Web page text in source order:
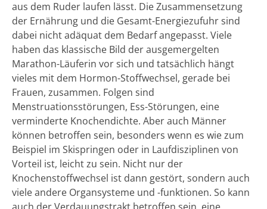
aus dem Ruder laufen lässt. Die Zusammensetzung
der Ernährung und die Gesamt-Energiezufuhr sind
dabei nicht adäquat dem Bedarf angepasst. Viele
haben das klassische Bild der ausgemergelten
Marathon-Läuferin vor sich und tatsächlich hängt
vieles mit dem Hormon-Stoffwechsel, gerade bei
Frauen, zusammen. Folgen sind
Menstruationsstörungen, Ess-Störungen, eine
verminderte Knochendichte. Aber auch Männer
können betroffen sein, besonders wenn es wie zum
Beispiel im Skispringen oder in Laufdisziplinen von
Vorteil ist, leicht zu sein. Nicht nur der
Knochenstoffwechsel ist dann gestört, sondern auch
viele andere Organsysteme und -funktionen. So kann
auch der Verdauungstrakt betroffen sein, eine